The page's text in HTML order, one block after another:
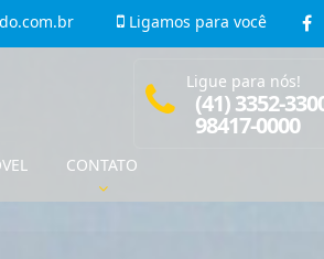
Ligamos para você
CONTATO
Ligue para nós!
(41) 3352-
98417-0000